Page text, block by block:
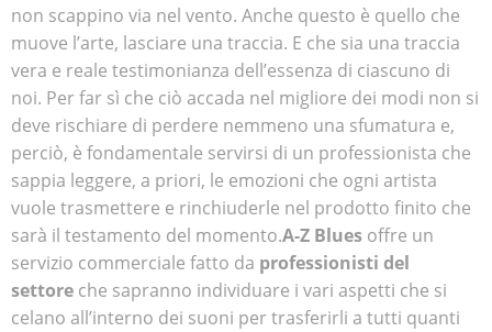
non scappino via nel vento. Anche questo è quello che
muove l’arte, lasciare una traccia. E che sia una traccia
vera e reale testimonianza dell’essenza di ciascuno di
noi. Per far sì che ciò accada nel migliore dei modi non si
deve rischiare di perdere nemmeno una sfumatura e,
perciò, è fondamentale servirsi di un professionista che
sappia leggere, a priori, le emozioni che ogni artista
vuole trasmettere e rinchiuderle nel prodotto finito che
sarà il testamento del momento.A-Z Blues offre un
servizio commerciale fatto da professionisti del
settore che sapranno individuare i vari aspetti che si
celano all’interno dei suoni per trasferirli a tutti quanti